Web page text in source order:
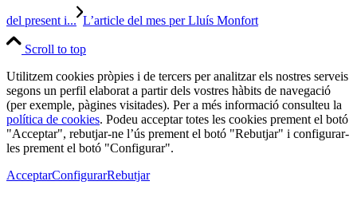
del present i... L’article del mes per Lluís Monfort
Scroll to top
Utilitzem cookies pròpies i de tercers per analitzar els nostres serveis
segons un perfil elaborat a partir dels vostres hàbits de navegació
(per exemple, pàgines visitades). Per a més informació consulteu la
política de cookies. Podeu acceptar totes les cookies prement el botó
"Acceptar", rebutjar-ne l’ús prement el botó "Rebutjar" i configurar-
les prement el botó "Configurar".
AcceptarConfigurarRebutjar